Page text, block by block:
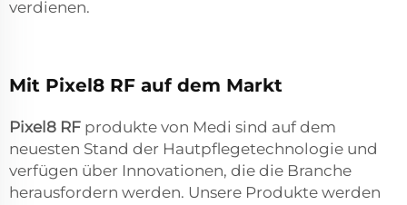
verdienen.
Mit Pixel8 RF auf dem Markt
Pixel8 RF produkte von Medi sind auf dem
neuesten Stand der Hautpflegetechnologie und
verfügen über Innovationen, die die Branche
herausfordern werden. Unsere Produkte werden